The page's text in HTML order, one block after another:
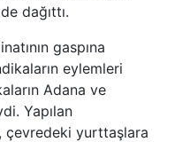
dağıttı.
gaspına
eylemleri
Adana ve
Yapılan
çevredeki yurttaşlara